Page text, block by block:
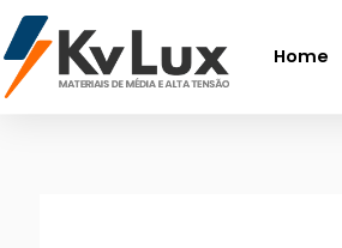
Home